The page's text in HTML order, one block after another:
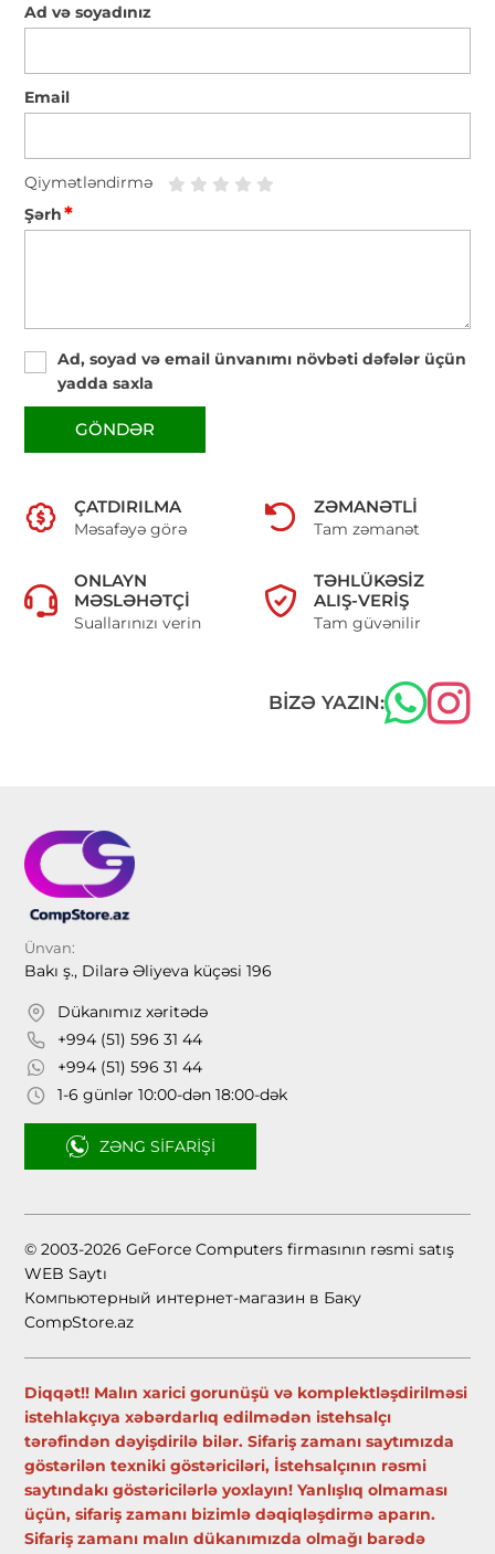
Ad və soyadınız
Email
Qiymətləndirmə
Şərh*
Ad, soyad və email ünvanımı növbəti dəfələr üçün
yadda saxla
GÖNDƏR
ÇATDIRILMA
Məsafəyə görə
ZƏMANƏTLI
Tam zəmanət
ONLAYN
MƏSLƏHƏTÇI
Suallarınızı verin
TƏHLÜKƏSIZ
ALIŞ-VERIŞ
Tam güvənilir
BIZƏ YAZIN:
Ünvan:
Bakı ş., Dilarə Əliyeva küçəsi 196
Dükanımız xəritədə
+994 (51) 596 31 44
+994 (51) 596 31 44
1-6 günlər 10:00-dən 18:00-dək
ZƏNG SIFARIŞI
© 2003-2026 GeForce Computers firmasının rəsmi satış
WEB Saytı
Компьютерный интернет-магазин в Баку
CompStore.az
Diqqət!! Malın xarici gorunüşü və komplektləşdirilməsi
istehlakçıya xəbərdarlıq edilmədən istehsalçı
tərəfindən dəyişdirilə bilər. Sifariş zamanı saytımızda
göstərilən texniki göstəriciləri, İstehsalçının rəsmi
saytındakı göstəricilərlə yoxlayın! Yanlışlıq olmaması
üçün, sifariş zamanı bizimlə dəqiqləşdirmə aparın.
Sifariş zamanı malın dükanımızda olmağı barədə